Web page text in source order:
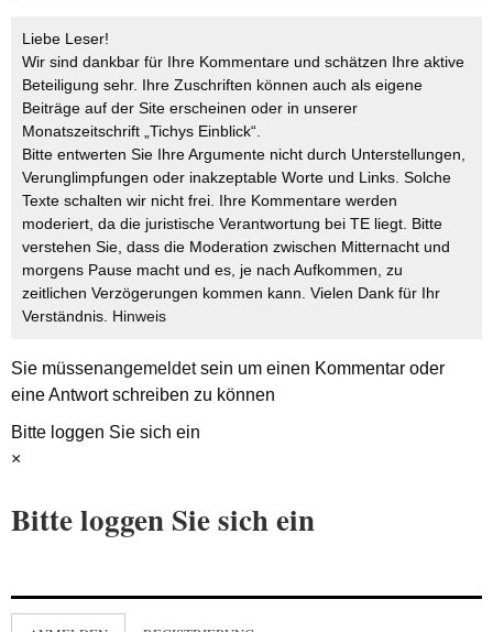
Liebe Leser!
Wir sind dankbar für Ihre Kommentare und schätzen Ihre aktive
Beteiligung sehr. Ihre Zuschriften können auch als eigene
Beiträge auf der Site erscheinen oder in unserer
Monatszeitschrift „Tichys Einblick“.
Bitte entwerten Sie Ihre Argumente nicht durch Unterstellungen,
Verunglimpfungen oder inakzeptable Worte und Links. Solche
Texte schalten wir nicht frei. Ihre Kommentare werden
moderiert, da die juristische Verantwortung bei TE liegt. Bitte
verstehen Sie, dass die Moderation zwischen Mitternacht und
morgens Pause macht und es, je nach Aufkommen, zu
zeitlichen Verzögerungen kommen kann. Vielen Dank für Ihr
Verständnis. Hinweis
Sie müssenangemeldetsein um einen Kommentar oder
eine Antwort schreiben zu können
Bitte loggen Sie sich ein
×
Bitte loggen Sie sich ein